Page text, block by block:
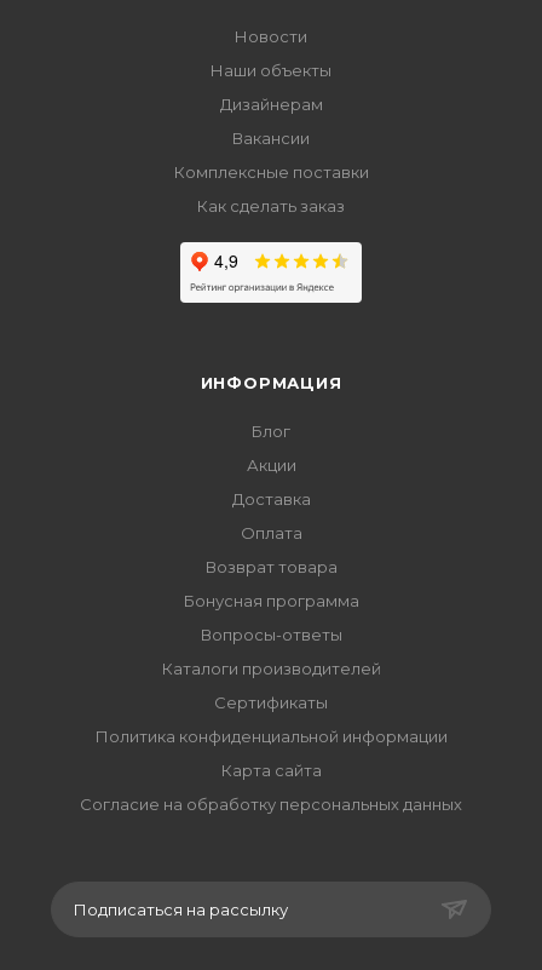
Новости
Наши объекты
Дизайнерам
Вакансии
Комплексные поставки
Как сделать заказ
ИНФОРМАЦИЯ
Блог
Акции
Доставка
Оплата
Возврат товара
Бонусная программа
Вопросы-ответы
Каталоги производителей
Сертификаты
Политика конфиденциальной информации
Карта сайта
Согласие на обработку персональных данных
Подписаться на рассылку